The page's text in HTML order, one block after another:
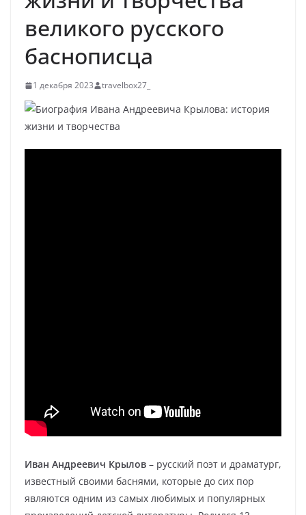
великого русского
баснописца
1 декабря 2023 travelbox27_
Иван Андреевич Крылов – русский поэт и драматург,
известный своими баснями, которые до сих пор
являются одним из самых любимых и популярных